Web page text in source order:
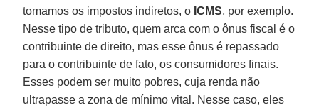
tomamos os impostos indiretos, o ICMS, por exemplo.
Nesse tipo de tributo, quem arca com o ônus fiscal é o
contribuinte de direito, mas esse ônus é repassado
para o contribuinte de fato, os consumidores finais.
Esses podem ser muito pobres, cuja renda não
ultrapasse a zona de mínimo vital. Nesse caso, eles